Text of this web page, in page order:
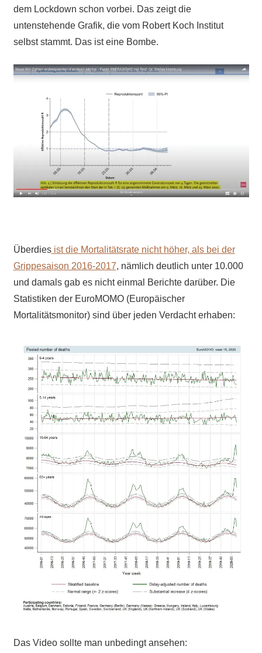
dem Lockdown schon vorbei. Das zeigt die
untenstehende Grafik, die vom Robert Koch Institut
selbst stammt. Das ist eine Bombe.
Überdiesist die Mortalitätsrate nicht höher, als bei der
Grippesaison 2016-2017, nämlich deutlich unter 10.000
und damals gab es nicht einmal Berichte darüber. Die
Statistiken der EuroMOMO (Europäischer
Mortalitätsmonitor) sind über jeden Verdacht erhaben:
Das Video sollte man unbedingt ansehen: